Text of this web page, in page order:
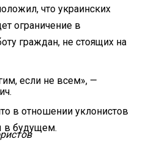
что украинских
ограничение в
граждан, не стоящих на
если не всем», —
в отношении уклонистов
в будущем.